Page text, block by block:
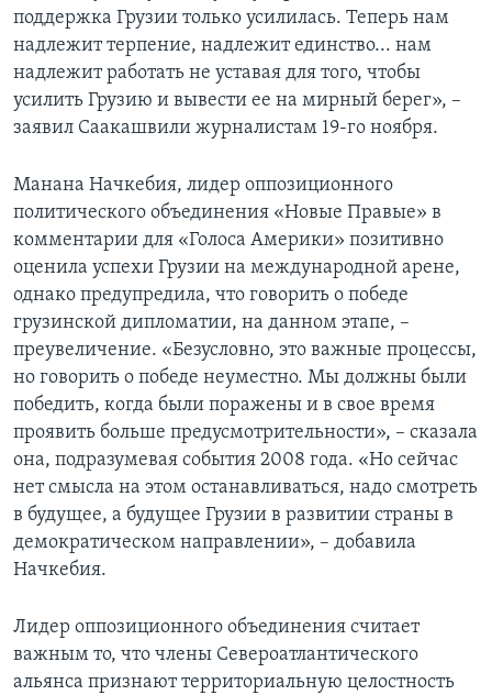
поддержка Грузии только усилилась. Теперь нам
надлежит терпение, надлежит единство... нам
надлежит работать не уставая для того, чтобы
усилить Грузию и вывести ее на мирный берег», –
заявил Саакашвили журналистам 19-го ноября.
Манана Начкебия, лидер оппозиционного
политического объединения «Новые Правые» в
комментарии для «Голоса Америки» позитивно
оценила успехи Грузии на международной арене,
однако предупредила, что говорить о победе
грузинской дипломатии, на данном этапе, –
преувеличение. «Безусловно, это важные процессы,
но говорить о победе неуместно. Мы должны были
победить, когда были поражены и в свое время
проявить больше предусмотрительности», – сказала
она, подразумевая события 2008 года. «Но сейчас
нет смысла на этом останавливаться, надо смотреть
в будущее, а будущее Грузии в развитии страны в
демократическом направлении», – добавила
Начкебия.
Лидер оппозиционного объединения считает
важным то, что члены Североатлантического
альянса признают территориальную целостность